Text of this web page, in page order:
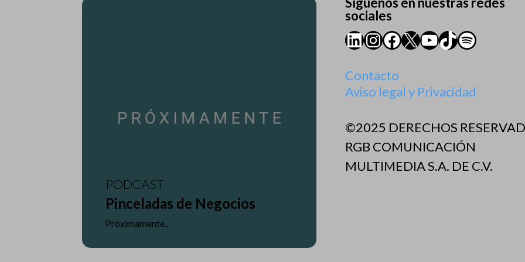
PODCAST
Pinceladas de Negocios
Próximamente...
sociales
LinkedIn
Instagram
Facebook
X YouTube
TikTok
Spotify
Contacto
Aviso legal y Privacidad
©2025 DERECHOS
RGB COMUNICACIÓN
MULTIMEDIA S.A. DE C.V.